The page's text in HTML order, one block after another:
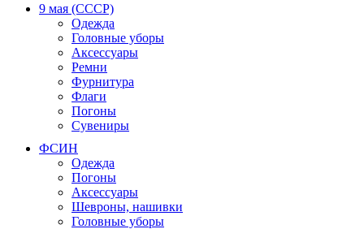
9 мая (СССР)
Одежда
Головные уборы
Аксессуары
Ремни
Фурнитура
Флаги
Погоны
Сувениры
ФСИН
Одежда
Погоны
Аксессуары
Шевроны, нашивки
Головные уборы